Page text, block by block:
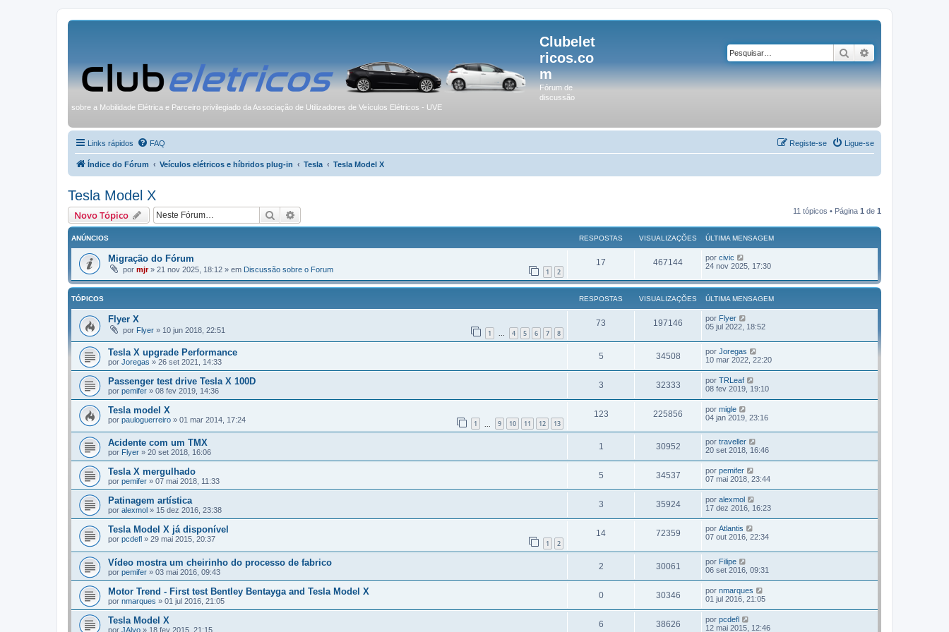
Clubelet
ricos.co
m
Fórum de
discussão
sobre a Mobilidade Elétrica e Parceiro privilegiado da Associação de Utilizadores de Veículos Elétricos - UVE
Pesquisar
Links rápidos FAQ Ligue-se
Registe-se
Índice do Fórum Veículos elétricos e híbridos plug-in Tesla Tesla Model X
Tesla Model X
Novo Tópico Pesquisar 11 tópicos • Página 1 de 1
ANÚNCIOS RESPOSTAS VISUALIZAÇÕES ÚLTIMA MENSAGEM
Migração do Fórum
por mjr» 21 nov 2025, 18:12 » em Discussão sobre o Forum 1 2
17 467144 por civic
24 nov 2025, 17:30
TÓPICOS RESPOSTAS VISUALIZAÇÕES ÚLTIMA MENSAGEM
Flyer X
por Flyer » 10 jun 2018, 22:51 1 ... 4 5 6 7 8
73 197146 por Flyer
05 jul 2022, 18:52
Tesla X upgrade Performance
por Joregas » 26 set 2021, 14:33
5 34508 por Joregas
10 mar 2022, 22:20
Passenger test drive Tesla X 100D
por pemifer » 08 fev 2019, 14:36
3 32333 por TRLeaf
08 fev 2019, 19:10
Tesla model X
por pauloguerreiro » 01 mar 2014, 17:24 1 9 10 11 12 13
123 225856 por migle
04 jan 2019, 23:16
Acidente com um TMX
por Flyer » 20 set 2018, 16:06
1 30952 por traveller
20 set 2018, 16:46
Tesla X mergulhado
por pemifer » 07 mai 2018, 11:33
5 34537 por pemifer
07 mai 2018, 23:44
Patinagem artística
por alexmol » 15 dez 2016, 23:38
3 35924 por alexmol
17 dez 2016, 16:23
Tesla Model X já disponível
por pcdefl » 29 mai 2015, 20:37 1 2
14 72359 por Atlantis
07 out 2016, 22:34
Vídeo mostra um cheirinho do processo de fabrico
por pemifer » 03 mai 2016, 09:43
2 30061 por Filipe
06 set 2016, 09:31
Motor Trend - First test Bentley Bentayga and Tesla Model X
por nmarques » 01 jul 2016, 21:05
0 30346 por nmarques
01 jul 2016, 21:05
Tesla Model X
por JAlvo » 18 fev 2015, 21:15
6 38626 por pcdefl
12 mai 2015, 12:46